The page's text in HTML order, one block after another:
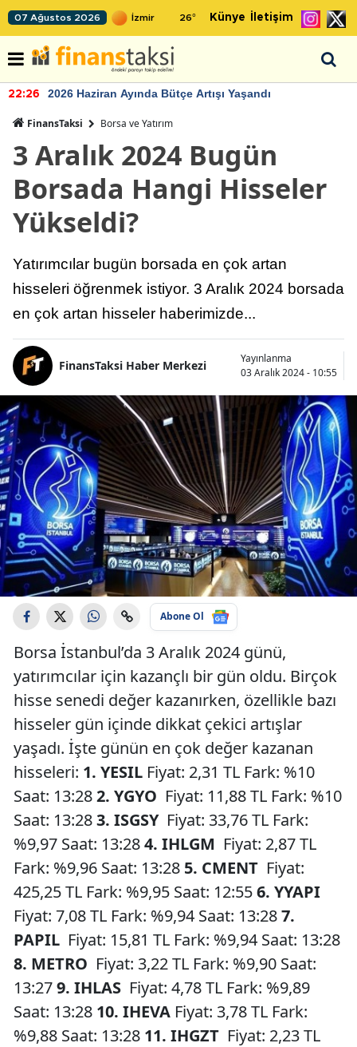
07 Ağustos 2026 26° Künye İletişim
22:26 2026 Haziran Ayında Bütçe Artışı Yaşandı
FinansTaksi Borsa ve Yatırım
3 Aralık 2024 Bugün
Borsada Hangi Hisseler
Yükseldi?
Yatırımcılar bugün borsada en çok artan
hisseleri öğrenmek istiyor. 3 Aralık 2024 borsada
en çok artan hisseler haberimizde...
FinansTaksi Haber Merkezi
Yayınlanma
03 Aralık 2024 - 10:55
Abone Ol
Borsa İstanbul’da 3 Aralık 2024 günü,
yatırımcılar için kazançlı bir gün oldu. Birçok
hisse senedi değer kazanırken, özellikle bazı
hisseler gün içinde dikkat çekici artışlar
yaşadı. İşte günün en çok değer kazanan
hisseleri: 1. YESIL Fiyat: 2,31 TL Fark: %10
Saat: 13:282. YGYO Fiyat: 11,88 TL Fark: %10
Saat: 13:283. ISGSY Fiyat: 33,76 TL Fark:
%9,97 Saat: 13:284. IHLGM Fiyat: 2,87 TL
Fark: %9,96 Saat: 13:28 5. CMENT Fiyat:
425,25 TL Fark: %9,95 Saat: 12:556. YYAPI
Fiyat: 7,08 TL Fark: %9,94 Saat: 13:287.
PAPIL Fiyat: 15,81 TL Fark: %9,94 Saat: 13:28
8. METRO Fiyat: 3,22 TL Fark: %9,90 Saat:
13:279. IHLAS Fiyat: 4,78 TL Fark: %9,89
Saat: 13:28 10. IHEVA Fiyat: 3,78 TL Fark:
%9,88 Saat: 13:28 11. IHGZT Fiyat: 2,23 TL